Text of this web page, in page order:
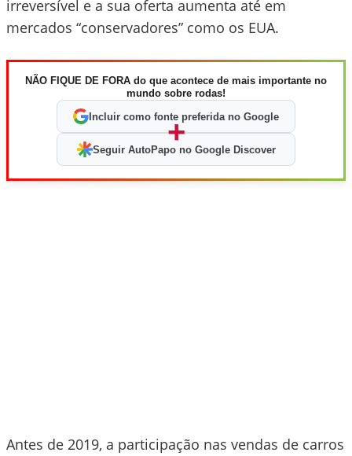
irreversível e a sua oferta aumenta até em
mercados “conservadores” como os EUA.
NÃO FIQUE DE FORA do que acontece de mais importante no
mundo sobre rodas!
Incluir como fonte preferida no Google
+
Seguir AutoPapo no Google Discover
Antes de 2019, a participação nas vendas de carros